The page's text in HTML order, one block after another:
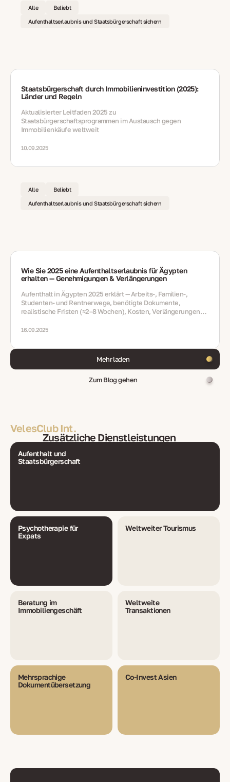
Alle Beliebt
Aufenthaltserlaubnis und Staatsbürgerschaft sichern
Staatsbürgerschaft durch Immobilieninvestition (2025):
Länder und Regeln
Aktualisierter Leitfaden 2025 zu
Staatsbürgerschaftsprogrammen im Austausch gegen
Immobilienkäufe weltweit
10.09.2025
Alle Beliebt
Aufenthaltserlaubnis und Staatsbürgerschaft sichern
Wie Sie 2025 eine Aufenthaltserlaubnis für Ägypten
erhalten — Genehmigungen & Verlängerungen
Aufenthalt in Ägypten 2025 erklärt — Arbeits-, Familien-,
Studenten- und Rentnerwege, benötigte Dokumente,
realistische Fristen (≈2–8 Wochen), Kosten, Verlängerungen
16.09.2025
Mehr laden
Zum Blog gehen
VelesClub Int.
Zusätzliche Dienstleistungen
Aufenthalt und
Staatsbürgerschaft
Psychotherapie für
Expats
Weltweiter Tourismus
Beratung im
Immobiliengeschäft
Weltweite
Transaktionen
Mehrsprachige
Dokumentübersetzung
Co-Invest Asien